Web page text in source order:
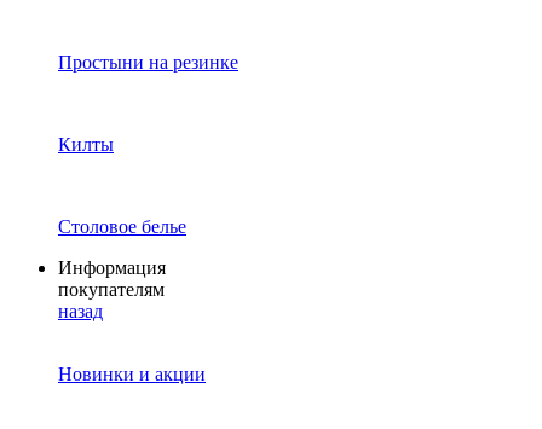
Простыни на резинке
Килты
Столовое белье
Информация
покупателям
назад
Новинки и акции